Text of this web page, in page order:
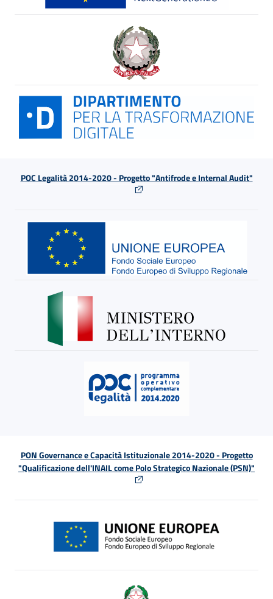
POC Legalità 2014-2020 - Progetto "Antifrode e Internal Audit"
PON Governance e Capacità Istituzionale 2014-2020 - Progetto
"Qualificazione dell'INAIL come Polo Strategico Nazionale (PSN)"